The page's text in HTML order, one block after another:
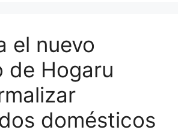
el nuevo
de Hogaru
domésticos